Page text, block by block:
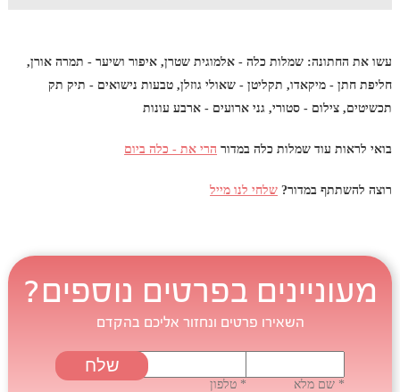
עשו את החתונה: שמלות כלה - אלמוגית שטרן, איפור ושיער - תמרה אורן,
חליפת חתן - מיקאדו, תקליטן - שאולי גוזלן, טבעות נישואים - תיק תק
תכשיטים, צילום - סטורי, גני ארועים - ארבע עונות
בואי לראות עוד שמלות כלה במדור הרי את - כלה ביום
רוצה להשתתף במדור? שלחי לנו מייל
מעוניינים בפרטים נוספים?
השאירו פרטים ונחזור אליכם בהקדם
* שם מלא
* טלפון